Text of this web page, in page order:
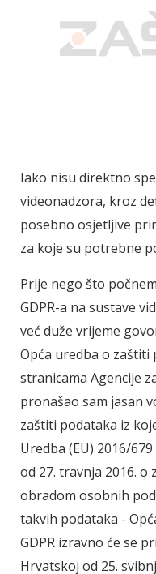
Iako nisu direktno
videonadzora, kroz
posebno osjetljive
za koje su potrebne
Prije nego što
GDPR-a na sustave
već duže vrijeme
Opća uredba o zaštiti
stranicama Agencije
pronašao sam jasan
zaštiti podataka iz
Uredba (EU) 2016/
od 27. travnja 2016. o
obradom osobnih
takvih podataka -
GDPR izravno će se
Hrvatskoj od 25.